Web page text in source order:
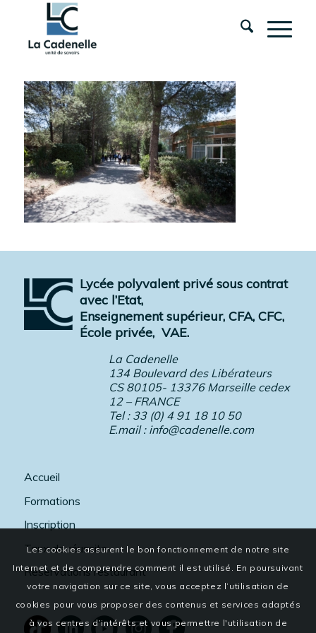
Lycée polyvalent privé sous contrat
avec l’Etat,
Enseignement supérieur, CFA, CFC,
École privée, VAE.
La Cadenelle
134 Boulevard des Libérateurs
CS 80105- 13376 Marseille cedex
12 – FRANCE
Tel : 33 (0) 4 91 18 10 50
E.mail : info@cadenelle.com
Accueil
Formations
Inscription
Taux de réussite
Réservations restaurant
Les cookies assurent le bon fonctionnement de notre site
Internet et de comprendre comment il est utilisé. En poursuivant
votre navigation sur ce site, vous acceptez l’utilisation de
cookies pour vous proposer des contenus et services adaptés
à vos centres d’intérêts et vous permettre l'utilisation de